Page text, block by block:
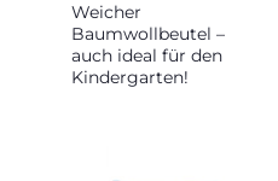
Weicher
Baumwollbeutel –
auch ideal für den
Kindergarten!